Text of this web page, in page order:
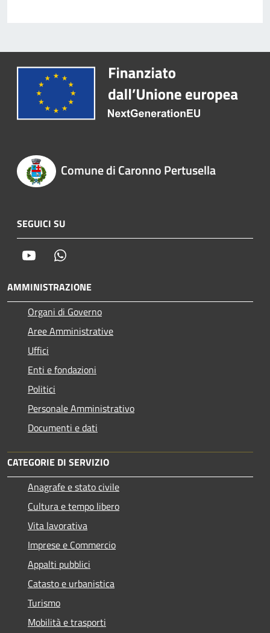
Comune di Caronno Pertusella
SEGUICI SU
Youtube
AMMINISTRAZIONE
Organi di Governo
Aree Amministrative
Uffici
Enti e fondazioni
Politici
Personale Amministrativo
Documenti e dati
CATEGORIE DI SERVIZIO
Anagrafe e stato civile
Cultura e tempo libero
Vita lavorativa
Imprese e Commercio
Appalti pubblici
Catasto e urbanistica
Turismo
Mobilità e trasporti